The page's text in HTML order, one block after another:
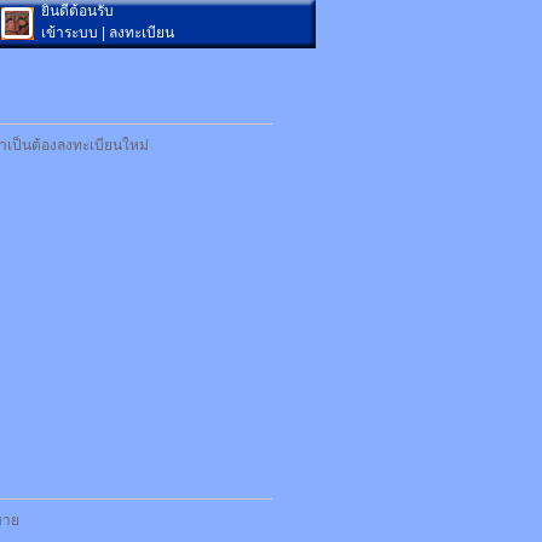
ยินดีต้อนรับ
เข้าระบบ
ลงทะเบียน
ป็นต้องลงทะเบียนใหม่
ย